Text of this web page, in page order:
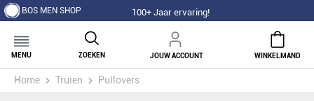
BOS MEN SHOP 100+ Jaar ervaring!
MENU ZOEKEN JOUW ACCOUNT WINKELMAND
Home Truien Pullovers